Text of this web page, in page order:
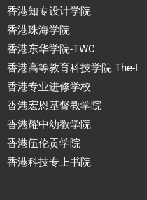
香港知专设计学院
香港珠海学院
香港东华学院-TWC
香港高等教育科技学院 The-I
香港专业进修学校
香港宏恩基督教学院
香港耀中幼教学院
香港伍伦贡学院
香港科技专上书院